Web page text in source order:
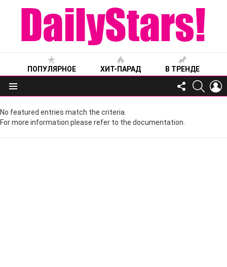
ПОПУЛЯРНОЕ ХИТ-ПАРАД В ТРЕНДЕ
Меню
FOLLOW
US
No featured entries match the criteria.
For more information please refer to the documentation.